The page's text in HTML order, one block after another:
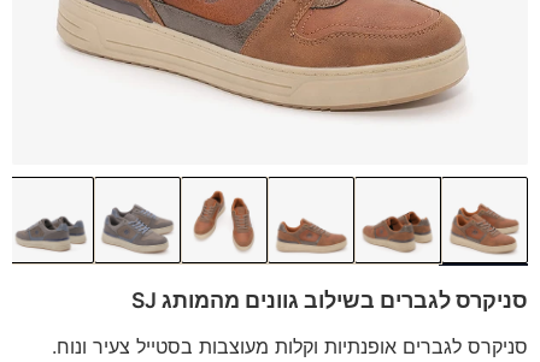
סניקרס לגברים בשילוב גוונים מהמותג SJ
סניקרס לגברים אופנתיות וקלות מעוצבות בסטייל צעיר ונוח.